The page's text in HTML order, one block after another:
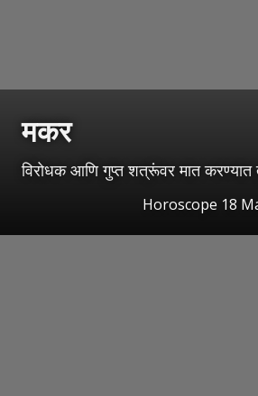
मकर
विरोधक आणि गुप्त शत्रूंवर मात करण्यात
Horoscope 18